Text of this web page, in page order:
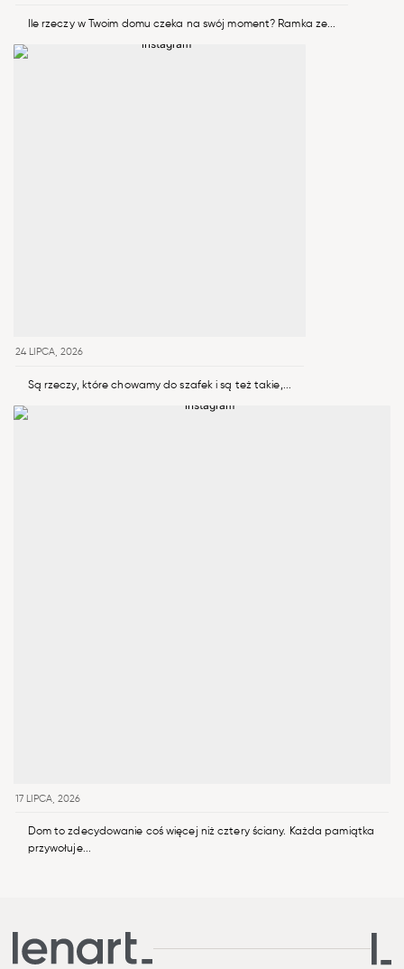
Ile rzeczy w Twoim domu czeka na swój moment? Ramka ze...
24 LIPCA, 2026
Są rzeczy, które chowamy do szafek i są też takie,...
17 LIPCA, 2026
Dom to zdecydowanie coś więcej niż cztery ściany. Każda pamiątka
przywołuje...